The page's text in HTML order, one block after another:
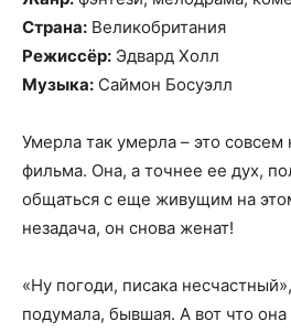
Страна: Великобритания
Режиссёр: Эдвард Холл
Музыка: Саймон Босуэлл
Умерла так умерла – это
фильма. Она, а точнее ее дух,
общаться с еще живущим на
незадача, он снова женат!
«Ну погоди, писака
подумала, бывшая. А вот что